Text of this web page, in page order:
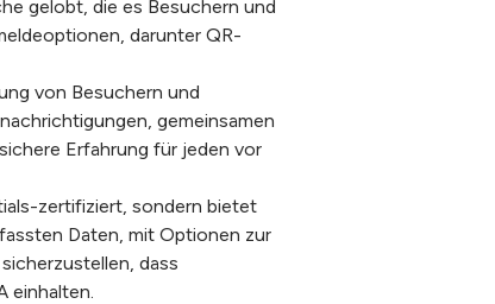
gelobt, die es Besuchern und
darunter QR-
von Besuchern und
gemeinsamen
Erfahrung für jeden vor
zertifiziert, sondern bietet
Daten, mit Optionen zur
dass
einhalten.